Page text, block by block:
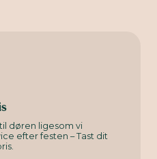
døren ligesom vi
efter festen – Tast dit